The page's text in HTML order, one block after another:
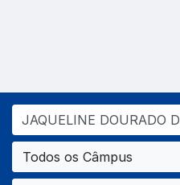
Todos os Câmpus